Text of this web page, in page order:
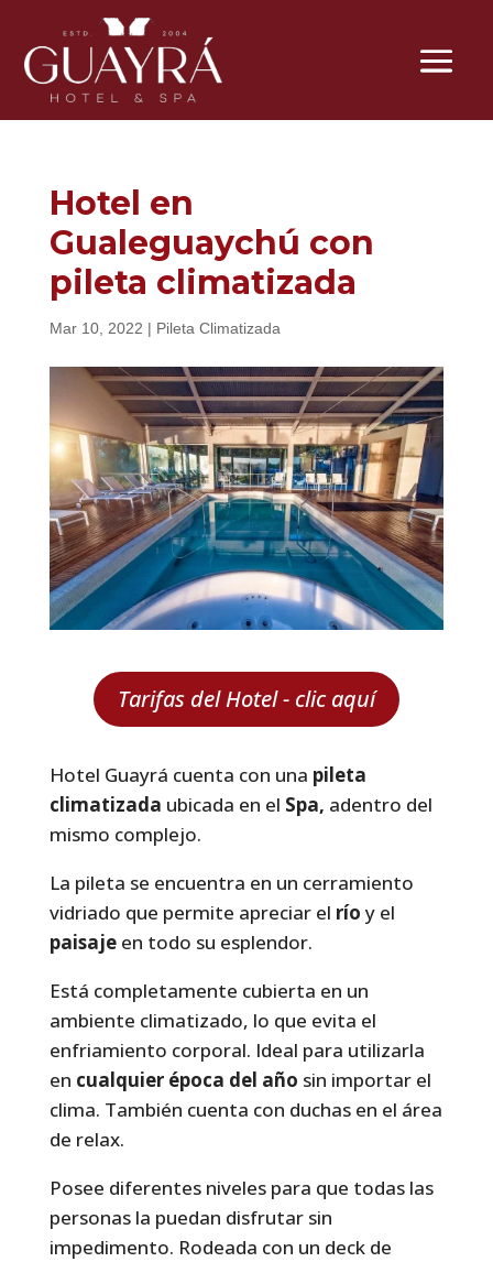
Hotel en
Gualeguaychú con
pileta climatizada
Mar 10, 2022 | Pileta Climatizada
Tarifas del Hotel - clic aquí
Hotel Guayrá cuenta con una pileta
climatizada ubicada en el Spa, adentro del
mismo complejo.
La pileta se encuentra en un cerramiento
vidriado que permite apreciar el río y el
paisajeen todo su esplendor.
Está completamente cubierta en un
ambiente climatizado, lo que evita el
enfriamiento corporal. Ideal para utilizarla
en cualquier época del año sin importar el
clima. También cuenta con duchas en el área
de relax.
Posee diferentes niveles para que todas las
personas la puedan disfrutar sin
impedimento. Rodeada con un deck de